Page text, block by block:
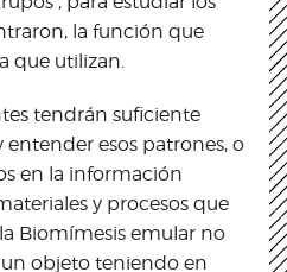
la función que
que utilizan.
tendrán suficiente
esos patrones, o
en la información
y procesos que
Biomímesis emular no
objeto teniendo en